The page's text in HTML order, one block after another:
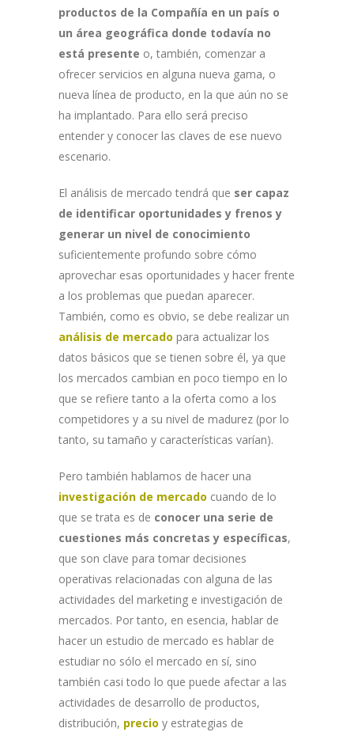
productos de la Compañía en un país o
un área geográfica donde todavía no
está presente o, también, comenzar a
ofrecer servicios en alguna nueva gama, o
nueva línea de producto, en la que aún no se
ha implantado. Para ello será preciso
entender y conocer las claves de ese nuevo
escenario.
El análisis de mercado tendrá que ser capaz
de identificar oportunidades y frenos y
generar un nivel de conocimiento
suficientemente profundo sobre cómo
aprovechar esas oportunidades y hacer frente
a los problemas que puedan aparecer.
También, como es obvio, se debe realizar un
análisis de mercado para actualizar los
datos básicos que se tienen sobre él, ya que
los mercados cambian en poco tiempo en lo
que se refiere tanto a la oferta como a los
competidores y a su nivel de madurez (por lo
tanto, su tamaño y características varían).
Pero también hablamos de hacer una
investigación de mercado cuando de lo
que se trata es de conocer una serie de
cuestiones más concretas y específicas,
que son clave para tomar decisiones
operativas relacionadas con alguna de las
actividades del marketing e investigación de
mercados. Por tanto, en esencia, hablar de
hacer un estudio de mercado es hablar de
estudiar no sólo el mercado en sí, sino
también casi todo lo que puede afectar a las
actividades de desarrollo de productos,
distribución, precio y estrategias de